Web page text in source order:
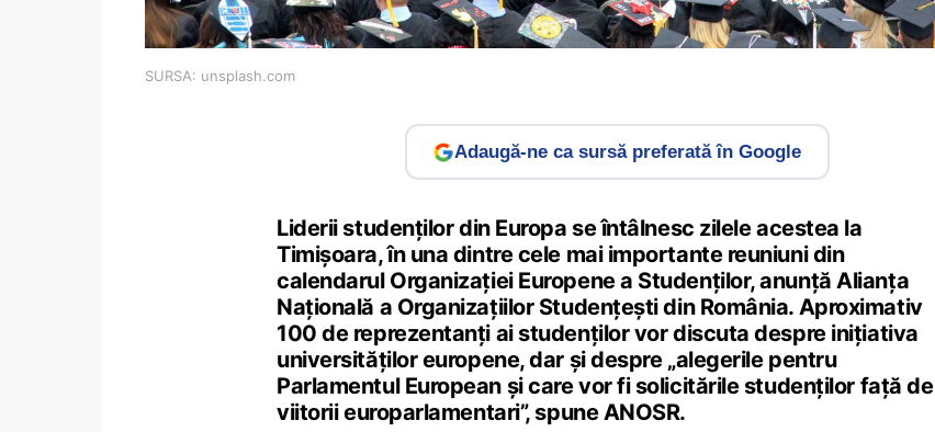
SURSA: unsplash.com
Adaugă-ne ca sursă preferată în Google
Liderii studenților din Europa se întâlnesc zilele acestea la
Timișoara, în una dintre cele mai importante reuniuni din
calendarul Organizației Europene a Studenților, anunță Alianța
Națională a Organizațiilor Studențești din România. Aproximativ
100 de reprezentanți ai studenților vor discuta despre inițiativa
universităților europene, dar și despre „alegerile pentru
Parlamentul European și care vor fi solicitările studenților față de
viitorii europarlamentari”, spune ANOSR.